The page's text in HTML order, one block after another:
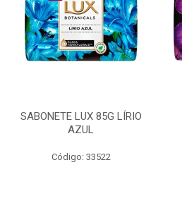
SABONETE LUX 85G LÍRIO
AZUL
Código: 33522